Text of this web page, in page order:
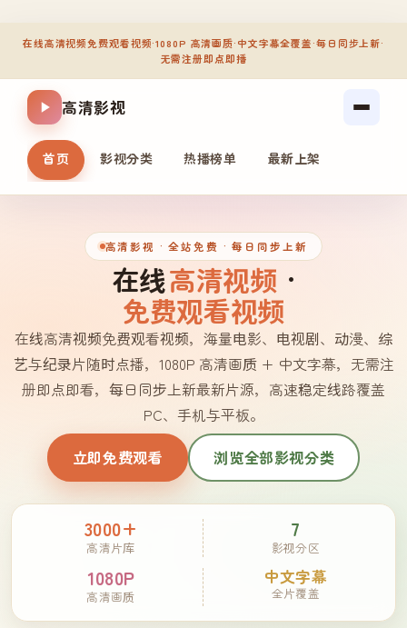
在线高清视频免费观看视频·1080P 高清画质·中文字幕全覆盖·每日同步上新·
无需注册即点即播
高清影视
首页 影视分类 热播榜单 最新上架
高清影视 · 全站免费 · 每日同步上新
在线高清视频 ·
免费观看视频
在线高清视频免费观看视频，海量电影、电视剧、动漫、综
艺与纪录片随时点播，1080P 高清画质 + 中文字幕，无需注
册即点即看，每日同步上新最新片源，高速稳定线路覆盖
PC、手机与平板。
立即免费观看 浏览全部影视分类
3000+
高清片库
7
影视分区
1080P
高清画质
中文字幕
全片覆盖